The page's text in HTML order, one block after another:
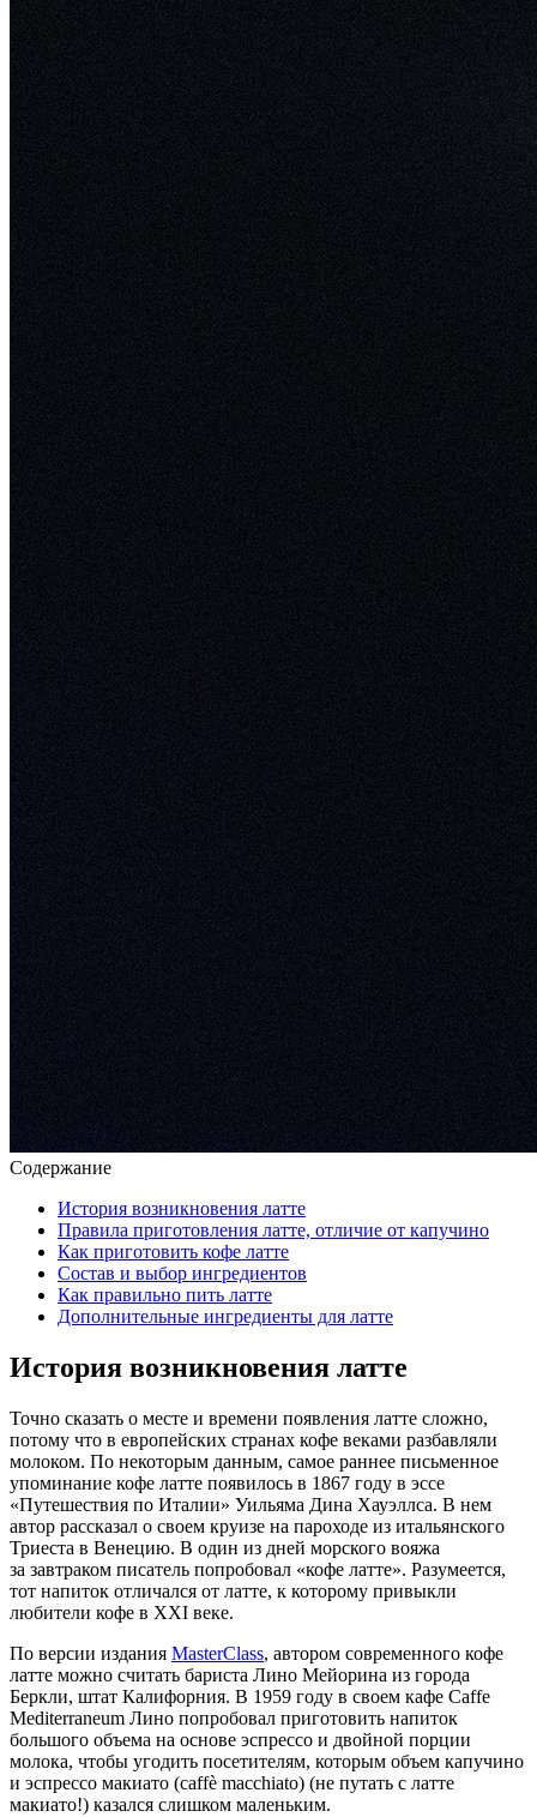
Содержание
История возникновения латте
Правила приготовления латте, отличие от капучино
Как приготовить кофе латте
Состав и выбор ингредиентов
Как правильно пить латте
Дополнительные ингредиенты для латте
История возникновения латте
Точно сказать о месте и времени появления латте сложно,
потому что в европейских странах кофе веками разбавляли
молоком. По некоторым данным, самое раннее письменное
упоминание кофе латте появилось в 1867 году в эссе
«Путешествия по Италии» Уильяма Дина Хауэллса. В нем
автор рассказал о своем круизе на пароходе из итальянского
Триеста в Венецию. В один из дней морского вояжа
за завтраком писатель попробовал «кофе латте». Разумеется,
тот напиток отличался от латте, к которому привыкли
любители кофе в XXI веке.
По версии издания MasterClass, автором современного кофе
латте можно считать бариста Лино Мейорина из города
Беркли, штат Калифорния. В 1959 году в своем кафе Caffe
Mediterraneum Лино попробовал приготовить напиток
большого объема на основе эспрессо и двойной порции
молока, чтобы угодить посетителям, которым объем капучино
и эспрессо макиато (caffè macchiato) (не путать с латте
макиато!) казался слишком маленьким.